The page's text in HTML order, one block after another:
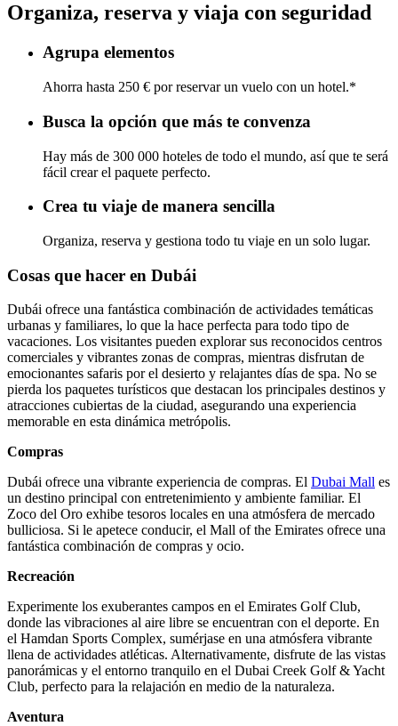
Organiza, reserva y viaja con seguridad
Agrupa elementos
Ahorra hasta 250 € por reservar un vuelo con un hotel.*
Busca la opción que más te convenza
Hay más de 300 000 hoteles de todo el mundo, así que te será
fácil crear el paquete perfecto.
Crea tu viaje de manera sencilla
Organiza, reserva y gestiona todo tu viaje en un solo lugar.
Cosas que hacer en Dubái
Dubái ofrece una fantástica combinación de actividades temáticas
urbanas y familiares, lo que la hace perfecta para todo tipo de
vacaciones. Los visitantes pueden explorar sus reconocidos centros
comerciales y vibrantes zonas de compras, mientras disfrutan de
emocionantes safaris por el desierto y relajantes días de spa. No se
pierda los paquetes turísticos que destacan los principales destinos y
atracciones cubiertas de la ciudad, asegurando una experiencia
memorable en esta dinámica metrópolis.
Compras
Dubái ofrece una vibrante experiencia de compras. El Dubai Mall es
un destino principal con entretenimiento y ambiente familiar. El
Zoco del Oro exhibe tesoros locales en una atmósfera de mercado
bulliciosa. Si le apetece conducir, el Mall of the Emirates ofrece una
fantástica combinación de compras y ocio.
Recreación
Experimente los exuberantes campos en el Emirates Golf Club,
donde las vibraciones al aire libre se encuentran con el deporte. En
el Hamdan Sports Complex, sumérjase en una atmósfera vibrante
llena de actividades atléticas. Alternativamente, disfrute de las vistas
panorámicas y el entorno tranquilo en el Dubai Creek Golf & Yacht
Club, perfecto para la relajación en medio de la naturaleza.
Aventura